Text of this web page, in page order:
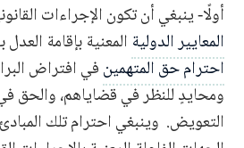
أولًا- ينبغي أن تكون الإجراءات
المعايير الدولية المعنية بإقامة
احترام حق المتهمينفي افتراض
ومحايدٍ للنظر في قضاياهم، والحق
التعويض. وينبغي احترام تلك